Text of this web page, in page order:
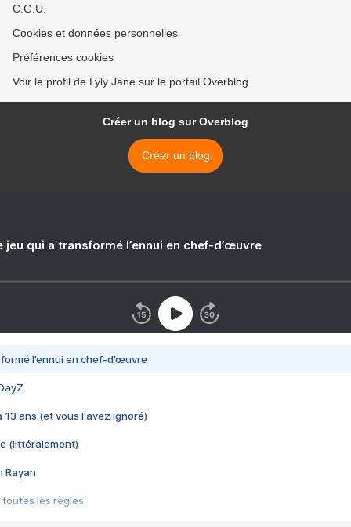
C.G.U.
Cookies et données personnelles
Préférences cookies
Voir le profil de Lyly Jane sur le portail Overblog
Créer un blog sur Overblog
Créer un blog
jeu qui a transformé l’ennui en chef-d’œuvre
l’ennui en chef-d’œuvre
13 ans (et vous l'avez ignoré)
(littéralement)
Rayan
toutes les règles